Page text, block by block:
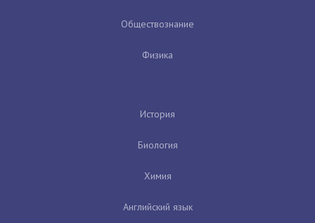
Обществознание
Физика
История
Биология
Химия
Английский язык